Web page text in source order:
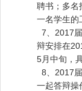
聘书；多名
一名学生的
7、2017
辩安排在
5月中旬，
8、2017
一起答辩操